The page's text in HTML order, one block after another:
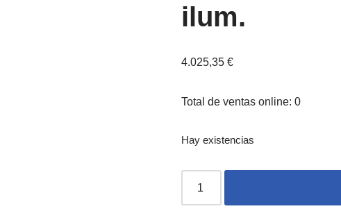
ilum.
4.025,35 €
Total de ventas online: 0
Hay existencias